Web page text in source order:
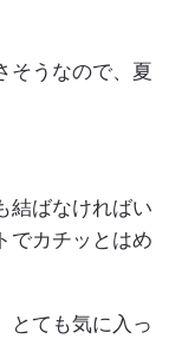
そうなので、夏
結ばなければい
でカチッとはめ
とても気に入っ